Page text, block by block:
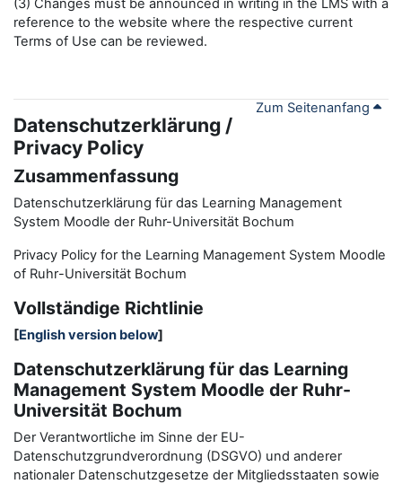
(3) Changes must be announced in writing in the LMS with a
reference to the website where the respective current
Terms of Use can be reviewed.
Zum Seitenanfang
Datenschutzerklärung /
Privacy Policy
Zusammenfassung
Datenschutzerklärung für das Learning Management
System Moodle der Ruhr-Universität Bochum
Privacy Policy for the Learning Management System Moodle
of Ruhr-Universität Bochum
Vollständige Richtlinie
[English version below]
Datenschutzerklärung für das Learning
Management System Moodle der Ruhr-
Universität Bochum
Der Verantwortliche im Sinne der EU-
Datenschutzgrundverordnung (DSGVO) und anderer
nationaler Datenschutzgesetze der Mitgliedsstaaten sowie